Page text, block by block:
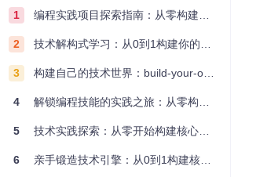
1 编程实践项目探索指南：从零构建技术能力体系
2 技术解构式学习：从0到1构建你的编程知识体系
3 构建自己的技术世界：build-your-own-x项目的实践探索指南
4 解锁编程技能的实践之旅：从零构建你的技术世界
5 技术实践探索：从零开始构建核心系统的实践指南
6 亲手锻造技术引擎：从0到1构建核心系统的实践指南